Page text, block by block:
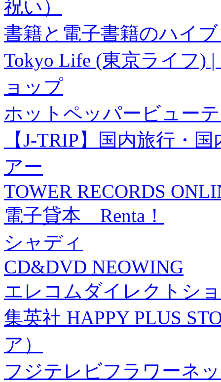
祝い）
書籍と電子書籍のハイ
Tokyo Life (東京ライフ)
ョップ
ホットペッパービュー
【J-TRIP】国内旅行・
アー
TOWER RECORDS
電子貸本 Renta！
シャディ
CD&DVD NEOWING
エレコムダイレクトシ
集英社 HAPPY PLUS
ア）
フジテレビフラワーネ